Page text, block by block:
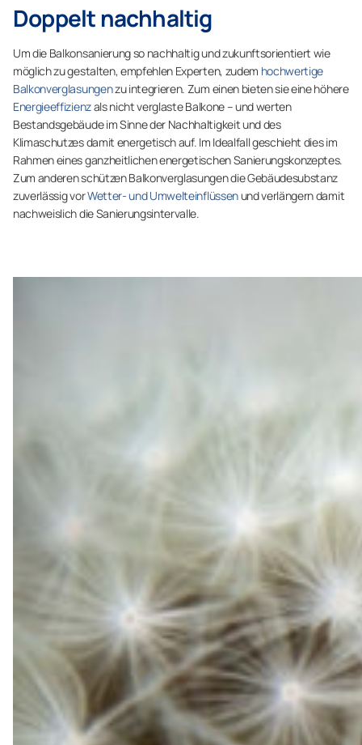
Doppelt nachhaltig
Um die Balkonsanierung so nachhaltig und zukunftsorientiert wie
möglich zu gestalten, empfehlen Experten, zudem hochwertige
Balkonverglasungenzu integrieren. Zum einen bieten sie eine höhere
Energieeffizienzals nicht verglaste Balkone – und werten
Bestandsgebäude im Sinne der Nachhaltigkeit und des
Klimaschutzes damit energetisch auf. Im Idealfall geschieht dies im
Rahmen eines ganzheitlichen energetischen Sanierungskonzeptes.
Zum anderen schützen Balkonverglasungen die Gebäudesubstanz
zuverlässig vorWetter- und Umwelteinflüssenund verlängern damit
nachweislich die Sanierungsintervalle.